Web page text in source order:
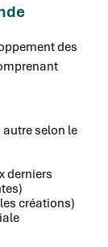
des
selon le
derniers
créations)